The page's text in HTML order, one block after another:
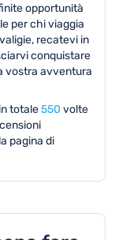
opportunità
per chi viaggia
recatevi in
conquistare
vostra avventura
totale550 volte
pagina di